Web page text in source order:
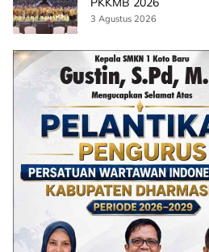
3 Agustus 2026